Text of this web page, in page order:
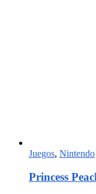
Juegos, Nintendo
Princess